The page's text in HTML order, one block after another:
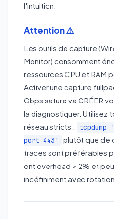
l'intuition.
Attention ⚠️
Les outils de capture
Monitor) consomment
ressources CPU et RAM
Activer une capture
Gbps saturé va CRÉER
la diagnostiquer. Utilisez
réseau stricts :
tcpdump
port 443'
plutôt que de
traces sont préférables
ont overhead < 2% et
indéfiniment avec rotation